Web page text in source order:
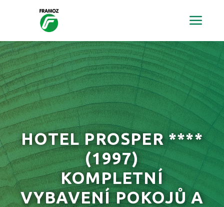
HOTEL PROSPER ****
(1997)
KOMPLETNÍ
VYBAVENÍ POKOJŮ A